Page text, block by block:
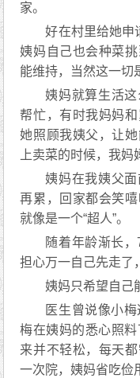
家。
好在村里给她申
姨妈自己也会种菜
能维持，当然这一切
姨妈就算生活
帮忙，有时我妈妈
她照顾我姨父，让
上卖菜的时候，我妈
姨妈在我姨父
再累，回家都会笑
就像是一个“超人”。
随着年龄渐长
担心万一自己先走了
姨妈只希望自己
医生曾说像小
梅在姨妈的悉心照
来并不轻松，每天
一次院，姨妈省吃俭